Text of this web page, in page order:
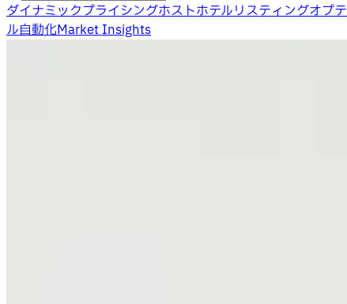
ダイナミックプライシングホストホテルリスティングオプ
ル自動化Market Insights